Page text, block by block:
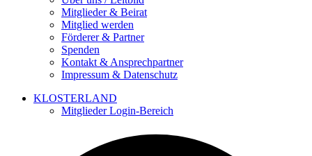
Mitglieder & Beirat
Mitglied werden
Förderer & Partner
Spenden
Kontakt & Ansprechpartner
Impressum & Datenschutz
KLOSTERLAND
Mitglieder Login-Bereich